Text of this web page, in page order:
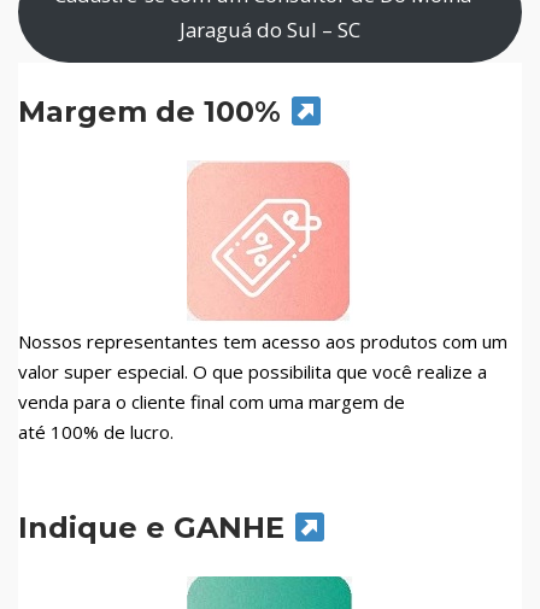
Jaraguá do Sul – SC
Margem de 100%
Nossos representantes tem acesso aos produtos com um
valor super especial. O que possibilita que você realize a
venda para o cliente final com uma margem de
até 100% de lucro.
Indique e GANHE